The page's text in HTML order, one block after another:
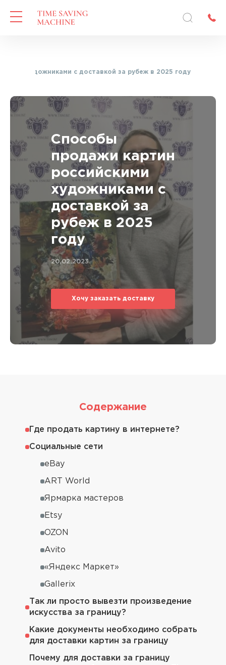
художниками с доставкой за рубеж в 2025 году
Способы
продажи картин
российскими
художниками с
доставкой за
рубеж в 2025
году
20.02.2023
Хочу заказать доставку
Содержание
Где продать картину в интернете?
Социальные сети
eBay
ART World
Ярмарка мастеров
Etsy
OZON
Avito
«Яндекс Маркет»
Gallerix
Так ли просто вывезти произведение
искусства за границу?
Какие документы необходимо собрать
для доставки картин за границу
Почему для доставки за границу